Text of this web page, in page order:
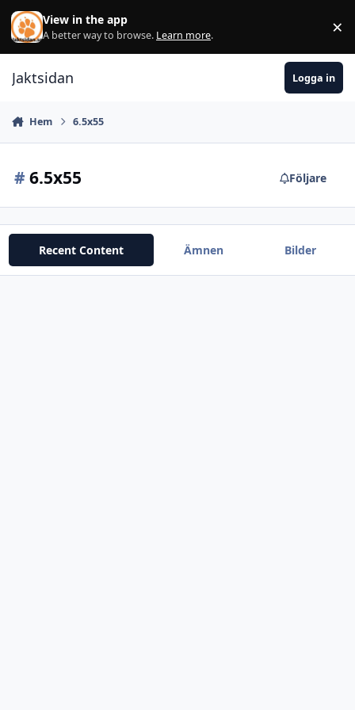
Hoppa till innehåll
View in the app
A better way to browse. Learn more. ×
Jaktsidan Logga in
Hem 6.5x55
# 6.5x55 Följare
Recent Content Ämnen Bilder